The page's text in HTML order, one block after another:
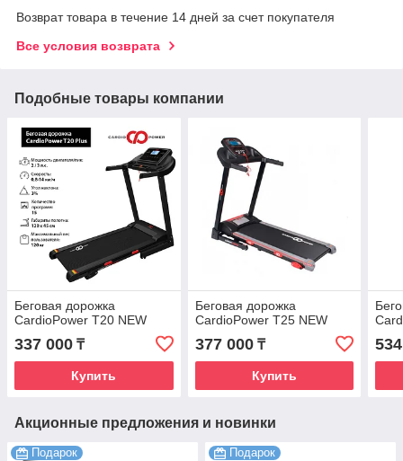
Возврат товара в течение 14 дней за счет покупателя
Все условия возврата
Подобные товары компании
Беговая дорожка
CardioPower T20 NEW
337 000 ₸
Купить
Беговая дорожка
CardioPower T25 NEW
377 000₸
Купить
Акционные предложения и новинки
Подарок Подарок